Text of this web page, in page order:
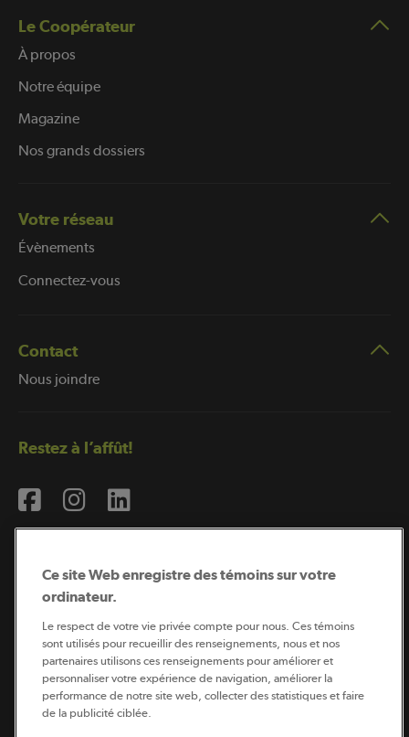
Le Coopérateur
À propos
Notre équipe
Magazine
Nos grands dossiers
Votre réseau
Évènements
Connectez-vous
Contact
Nous joindre
Restez à l’affût!
Coopérateur est publié par Sollio Groupe Coopératif.
Il est l’outil d’information de la coopération agricole
québécoise.
Ce site Web enregistre des témoins sur votre
ordinateur.
Le respect de votre vie privée compte pour nous. Ces témoins
sont utilisés pour recueillir des renseignements, nous et nos
partenaires utilisons ces renseignements pour améliorer et
personnaliser votre expérience de navigation, améliorer la
performance de notre site web, collecter des statistiques et faire
de la publicité ciblée.